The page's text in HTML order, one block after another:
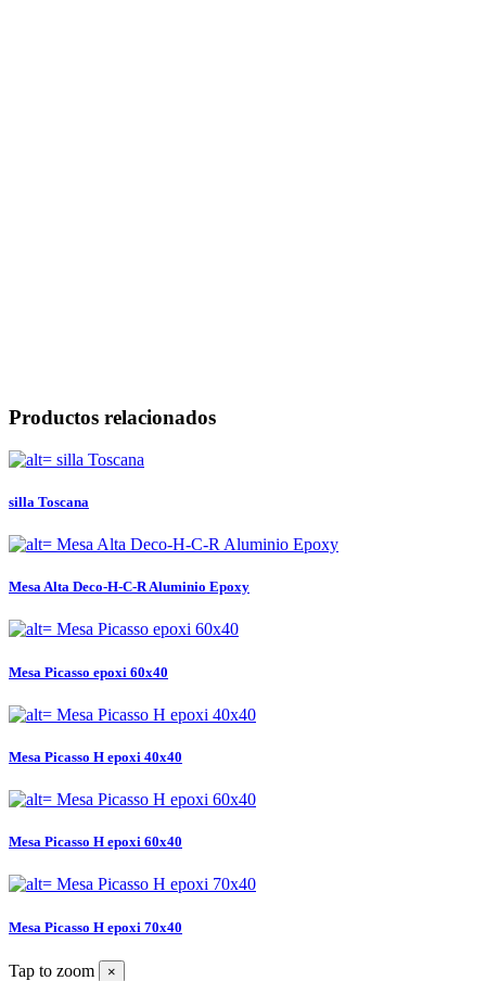
Productos relacionados
silla Toscana
Mesa Alta Deco-H-C-R Aluminio Epoxy
Mesa Picasso epoxi 60x40
Mesa Picasso H epoxi 40x40
Mesa Picasso H epoxi 60x40
Mesa Picasso H epoxi 70x40
Tap to zoom ×